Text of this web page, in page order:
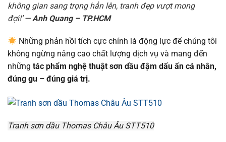
không gian sang trọng hẳn lên, tranh đẹp vượt mong
đợi!”— Anh Quang – TP.HCM
Những phản hồi tích cực chính là động lực để chúng tôi
không ngừng nâng cao chất lượng dịch vụ và mang đến
những tác phẩm nghệ thuật sơn dầu đậm dấu ấn cá nhân,
đúng gu – đúng giá trị.
Tranh sơn dầu Thomas Châu Âu STT510